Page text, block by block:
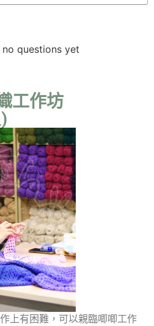
no questions yet
工作坊
上有困難，可以親臨唧唧工作